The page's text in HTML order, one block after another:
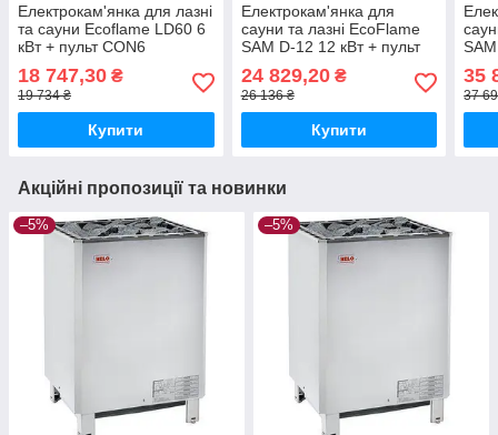
Електрокам'янка для лазні
та сауни Ecoflame LD60 6
кВт + пульт CON6
18 747,30 ₴
19 734 ₴
Купити
Електрокам'янка для
сауни та лазні EcoFlame
SAM D-12 12 кВт + пульт
24 829,20₴
26 136 ₴
Купити
35
37
Акційні пропозиції та новинки
–5% –5%